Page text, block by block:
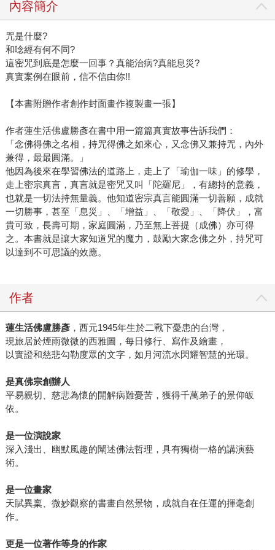
內容簡介
咒是什麼?
和唸經有何不同?
這密咒到底是怎麼一回事？真能治病?真能息災?
真實案例在眼前，信不信由你!!
【本書附贈作者創作封面畫作複製畫一張】
作者蓮生活佛盧勝彥在書中用一篇篇真實故事告訴我們：
「念佛得佛之名相，持咒得佛之如來心，又念佛又兼持咒，內外
兼得，最最圓滿。」
他因為後來在學習佛法的道路上，走上了「瑜伽一味」的修學，
走上密宗真言，真言就是密咒又叫「陀羅尼」，有總持的意義，
也就是一切法持無量義。他知道密宗真言能圓滿一切善願，成就
一切勝事，甚至「息災」、「增益」、「敬愛」、「降伏」，富
貴可致，長壽可期，家庭圓滿，乃至無上菩提（成佛）亦可得
之。本書就是讓大家知道咒的魔力，鼓勵大家念佛之外，持咒可
以達到不可思議的效應。
作者
蓮生活佛盧勝彥，西元1945年生於二戰下憂患的台灣，
現旅居於煙雨微微的西雅圖，每日修行、寫作及繪畫，
以實證和慈悲勾勒度眾的文字，如月河流水閃耀智慧的光環。
是真佛宗創辦人
平易親切、慈悲為懷的開解病難憂苦，獲得千萬弟子的景仰皈
依。
是一位演說家
深入淺出、幽默風趣的闡述佛法哲理，具有獨樹一格的講演藝
術。
是一位畫家
天賦異稟、微妙觀察的書畫自然景物，成就自在任運的揮毫創
作。
更是一位著作等身的作家